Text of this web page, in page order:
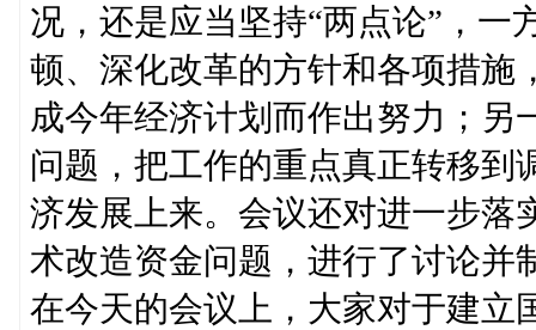
况，还是应当坚持“两点论”，一
顿、深化改革的方针和各项措施
成今年经济计划而作出努力；另
问题，把工作的重点真正转移到
济发展上来。会议还对进一步落
术改造资金问题，进行了讨论并
在今天的会议上，大家对于建立